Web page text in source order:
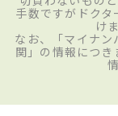
手数ですがドク
け
なお、「マイナン
関」の情報につき